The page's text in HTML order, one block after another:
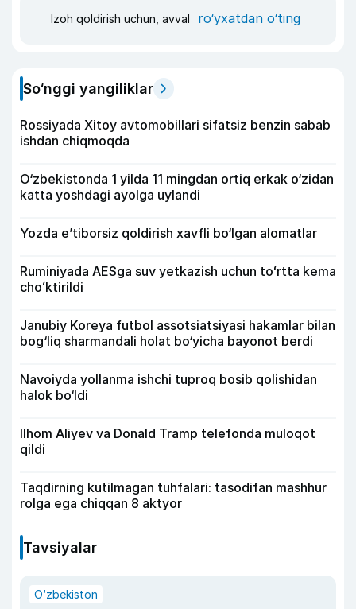
Izoh qoldirish uchun, avval ro‘yxatdan o‘ting
So‘nggi yangiliklar
Rossiyada Xitoy avtomobillari sifatsiz benzin sabab
ishdan chiqmoqda
O‘zbekistonda 1 yilda 11 mingdan ortiq erkak o‘zidan
katta yoshdagi ayolga uylandi
Yozda e’tiborsiz qoldirish xavfli bo‘lgan alomatlar
Ruminiyada AESga suv yetkazish uchun toʻrtta kema
choʻktirildi
Janubiy Koreya futbol assotsiatsiyasi hakamlar bilan
bog‘liq sharmandali holat bo‘yicha bayonot berdi
Navoiyda yollanma ishchi tuproq bosib qolishidan
halok bo‘ldi
Ilhom Aliyev va Donald Tramp telefonda muloqot
qildi
Taqdirning kutilmagan tuhfalari: tasodifan mashhur
rolga ega chiqqan 8 aktyor
Tavsiyalar
O‘zbekiston